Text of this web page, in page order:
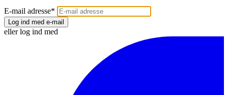
E-mail adresse*
Log ind med e-mail
eller log ind med